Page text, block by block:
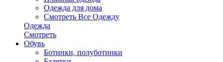
Одежда для дома
Смотреть Все Одежду
Одежда
Смотреть
Обувь
Ботинки, полуботинки